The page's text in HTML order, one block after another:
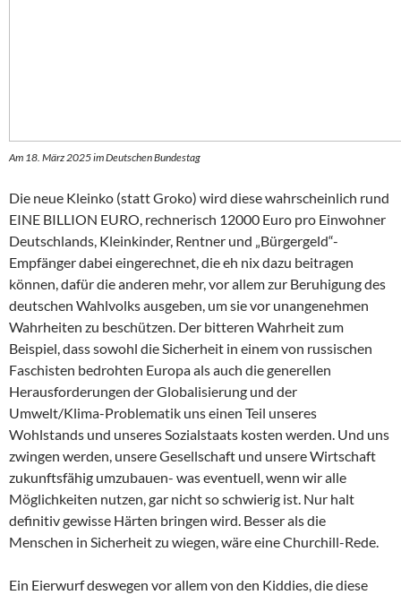
Am 18. März 2025 im Deutschen Bundestag
Die neue Kleinko (statt Groko) wird diese wahrscheinlich rund
EINE BILLION EURO, rechnerisch 12000 Euro pro Einwohner
Deutschlands, Kleinkinder, Rentner und „Bürgergeld“-
Empfänger dabei eingerechnet, die eh nix dazu beitragen
können, dafür die anderen mehr, vor allem zur Beruhigung des
deutschen Wahlvolks ausgeben, um sie vor unangenehmen
Wahrheiten zu beschützen. Der bitteren Wahrheit zum
Beispiel, dass sowohl die Sicherheit in einem von russischen
Faschisten bedrohten Europa als auch die generellen
Herausforderungen der Globalisierung und der
Umwelt/Klima-Problematik uns einen Teil unseres
Wohlstands und unseres Sozialstaats kosten werden. Und uns
zwingen werden, unsere Gesellschaft und unsere Wirtschaft
zukunftsfähig umzubauen- was eventuell, wenn wir alle
Möglichkeiten nutzen, gar nicht so schwierig ist. Nur halt
definitiv gewisse Härten bringen wird. Besser als die
Menschen in Sicherheit zu wiegen, wäre eine Churchill-Rede.
Ein Eierwurf deswegen vor allem von den Kiddies, die diese